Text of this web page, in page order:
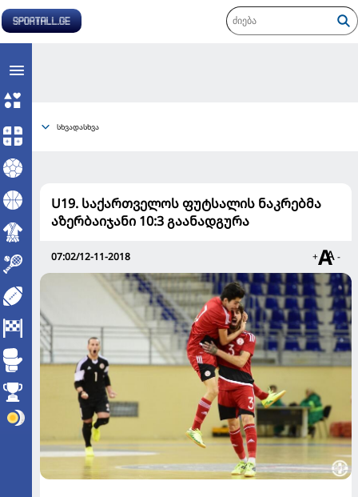
სხვადასხვა
U19. საქართველოს ფუტსალის ნაკრებმა
აზერბაიჯანი 10:3 გაანადგურა
07:02/12-11-2018 + -